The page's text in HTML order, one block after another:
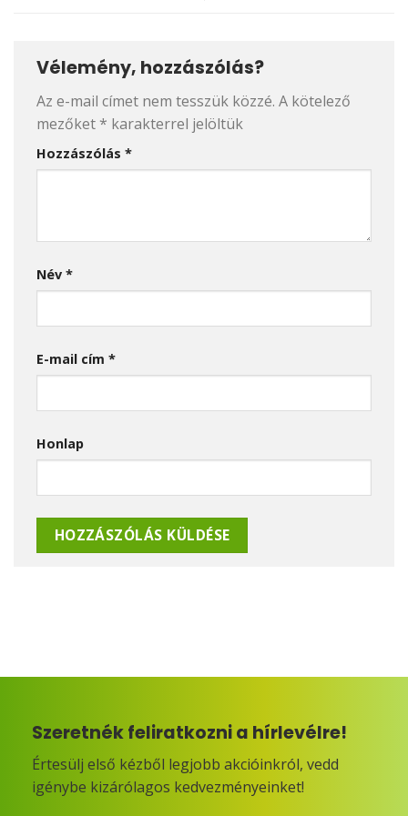
Vélemény, hozzászólás?
Az e-mail címet nem tesszük közzé. A kötelező
mezőket * karakterrel jelöltük
Hozzászólás *
Név *
E-mail cím *
Honlap
Szeretnék feliratkozni a hírlevélre!
Értesülj első kézből legjobb akcióinkról, vedd
igénybe kizárólagos kedvezményeinket!